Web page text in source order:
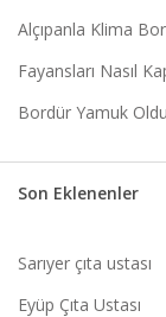
Alçıpanla Klima
Fayansları Nasıl
Bordür Yamuk Oldu
Son Eklenenler
Sarıyer çıta ustası
Eyüp Çıta Ustası